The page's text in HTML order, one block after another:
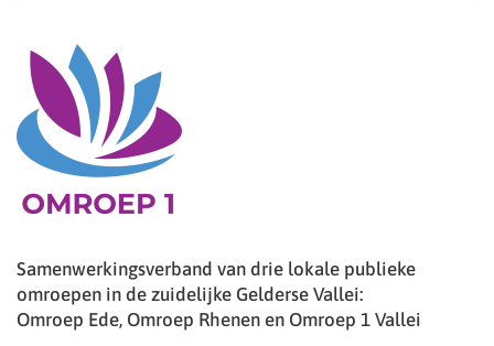
Samenwerkingsverband van drie lokale publieke
omroepen in de zuidelijke Gelderse Vallei:
Omroep Ede, Omroep Rhenen en Omroep 1 Vallei